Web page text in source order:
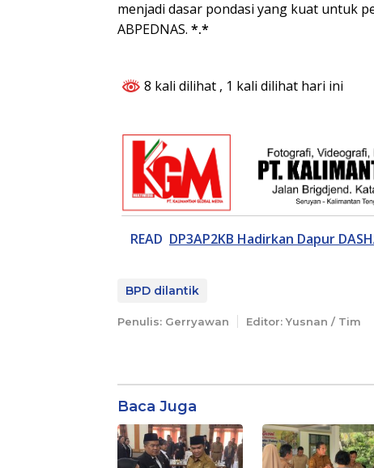
menjadi dasar pondasi yang kuat untuk
ABPEDNAS. *.*
8 kali dilihat , 1 kali dilihat hari ini
READ DP3AP2KB Hadirkan Dapur
BPD dilantik
Penulis: Gerryawan Editor: Yusnan / Tim
Baca Juga